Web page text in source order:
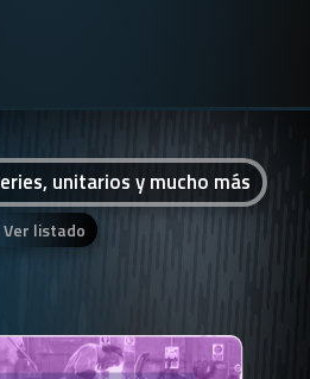
unitarios y mucho más
Ver listado